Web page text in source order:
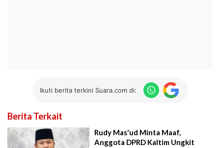
Ikuti berita terkini Suara.com di:
Berita Terkait
Rudy Mas'ud Minta Maaf,
Anggota DPRD Kaltim Ungkit